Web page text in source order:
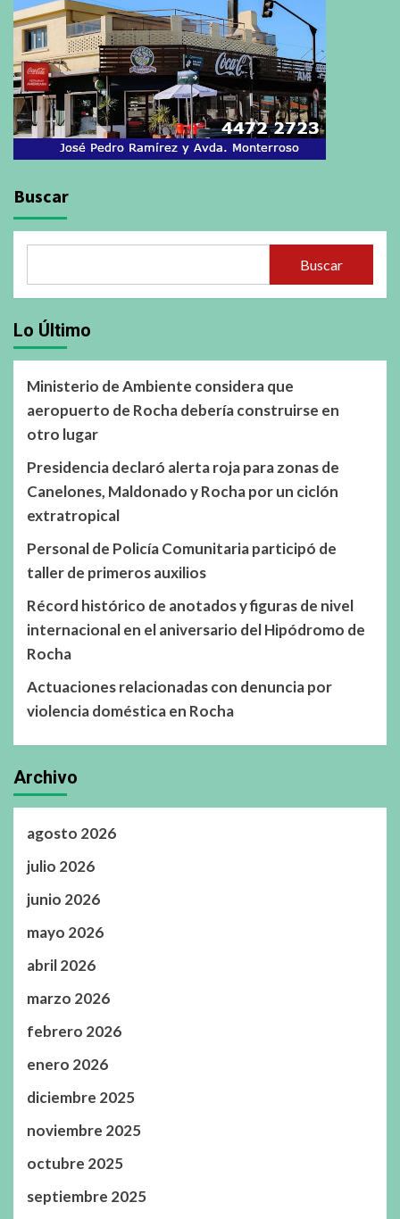
Buscar
Buscar
Lo Último
Ministerio de Ambiente considera que
aeropuerto de Rocha debería construirse en
otro lugar
Presidencia declaró alerta roja para zonas de
Canelones, Maldonado y Rocha por un ciclón
extratropical
Personal de Policía Comunitaria participó de
taller de primeros auxilios
Récord histórico de anotados y figuras de nivel
internacional en el aniversario del Hipódromo de
Rocha
Actuaciones relacionadas con denuncia por
violencia doméstica en Rocha
Archivo
agosto 2026
julio 2026
junio 2026
mayo 2026
abril 2026
marzo 2026
febrero 2026
enero 2026
diciembre 2025
noviembre 2025
octubre 2025
septiembre 2025